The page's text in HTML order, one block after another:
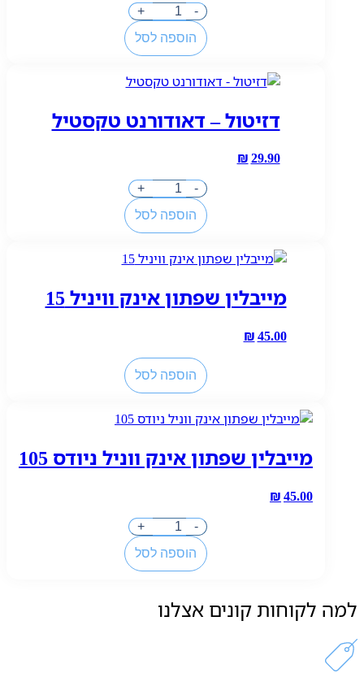
-
כמות
של
אסטוניש
ג'ל
לאסלה
-
+
הוספה לסל
דזיטול – דאודורנט טקסטיל
₪29.90
כמות
של
דזיטול
דאודורנט
+
הוספה לסל
מייבלין שפתון אינק וויניל 15
₪45.00
כמות
של
שפתון
וויניל
15
הוספה לסל
מייבלין שפתון אינק ווניל ניודס 105
₪45.00
-
כמות
של
מייבלין
ווניל
+
הוספה לסל
למה לקוחות קונים אצלנו